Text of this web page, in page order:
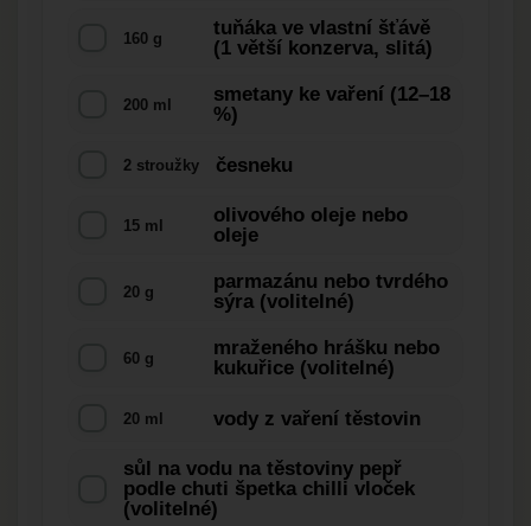
160 g
tuňáka ve vlastní šťávě
(1 větší konzerva, slitá)
200 ml
smetany ke vaření (12–18
%)
2 stroužky česneku
15 ml
olivového oleje nebo
oleje
20 g
parmazánu nebo tvrdého
sýra (volitelné)
60 g
mraženého hrášku nebo
kukuřice (volitelné)
20 ml vody z vaření těstovin
sůl na vodu na těstoviny pepř
podle chuti špetka chilli vloček
(volitelné)